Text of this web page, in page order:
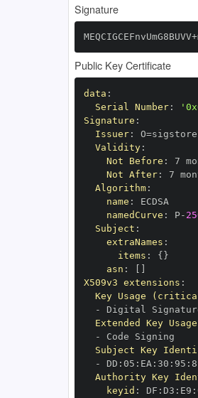
Signature
Public Key Certificate
data :
Serial Number:
Signature :
Issuer:
Validity:
Not Before : 7
Not After: 7
Algorithm:
name :
namedCurve : P-
Subject :
extraNames :
items : { }
asn :
X509v3 extensions :
Key Usage
-
Extended Key Usage
-
Subject Key
-
DD : 05 : EA : 30 : 95 :
Authority Key
keyid : DF : D3 : E9 :